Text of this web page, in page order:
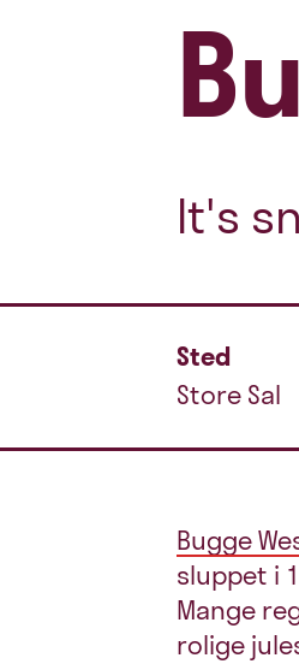
It's
Sted
Store Sal
Bugge
sluppet i
Mange
rolige